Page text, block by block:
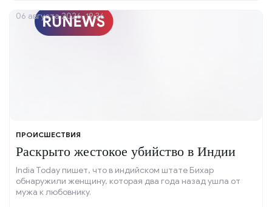
ПРОИСШЕСТВИЯ
Раскрыто жестокое убийство в Индии
India Today пишет, что в индийском штате Бихар
обнаружили женщину, которая два года назад ушла от
мужа к любовнику.
06 августа 2026, 19:36